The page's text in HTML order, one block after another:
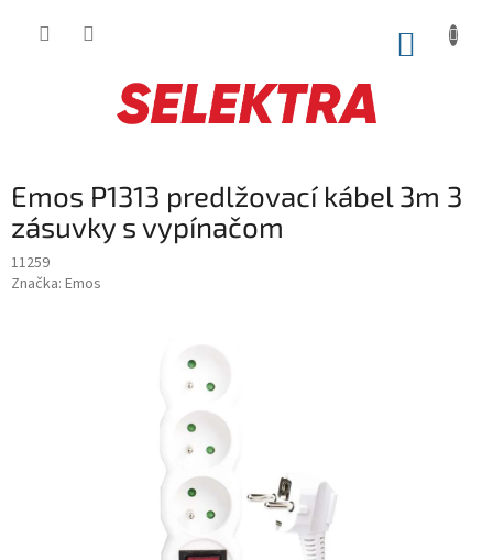
Emos P1313 predlžovací kábel 3m 3
zásuvky s vypínačom
11259
Značka: Emos